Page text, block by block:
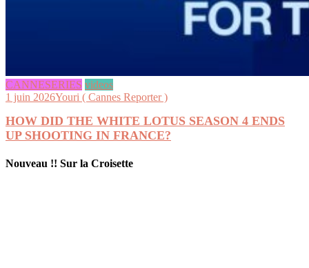
CANNESERIES videos
1 juin 2026Youri ( Cannes Reporter )
HOW DID THE WHITE LOTUS SEASON 4 ENDS
UP SHOOTING IN FRANCE?
Nouveau !! Sur la Croisette